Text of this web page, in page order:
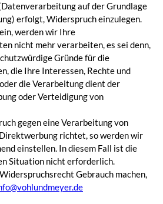
auf der Grundlage
erfolgt, Widerspruch einzulegen.
werden wir Ihre
nicht mehr verarbeiten, es sei denn,
Gründe für die
die Ihre Interessen, Rechte und
die Verarbeitung dient der
oder Verteidigung von
gegen eine Verarbeitung von
richtet, so werden wir
einstellen. In diesem Fall ist die
Situation nicht erforderlich.
Gebrauch machen,